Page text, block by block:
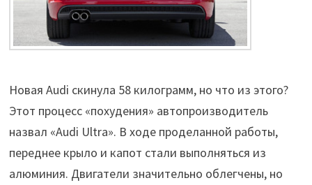
Новая Audi скинула 58 килограмм, но что из этого?
Этот процесс «похудения» автопроизводитель
назвал «Audi Ultra». В ходе проделанной работы,
переднее крыло и капот стали выполняться из
алюминия. Двигатели значительно облегчены, но